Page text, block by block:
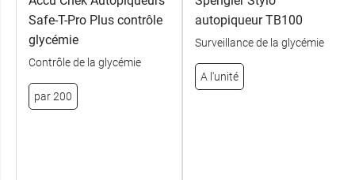
Safe-T-Pro Plus contrôle
glycémie
Contrôle de la glycémie
par 200
autopiqueur TB100
Surveillance de la glycémie
A l'unité